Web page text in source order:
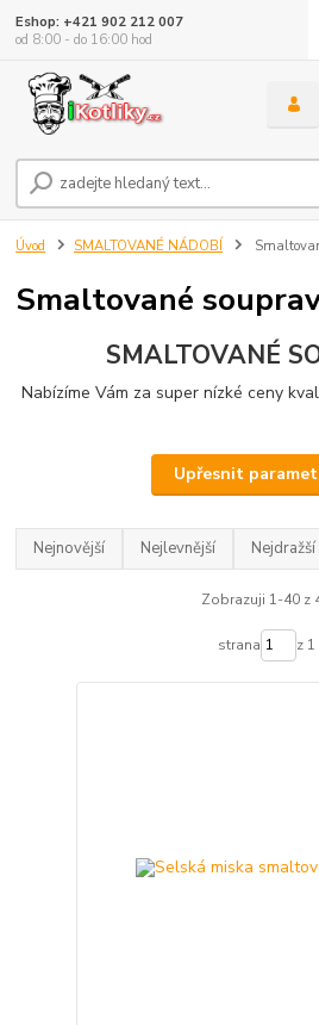
Eshop: +421 902 212 007
od 8:00 - do 16:00 hod
Úvod SMALTOVANÉ NÁDOBÍ
Smaltované
SMALTOVANÉ
Nabízíme Vám za super nízké ceny
Upřesnit
Nejnovější Nejlevnější Nejdražší
Zobrazuji 1-40 z
strana z 1